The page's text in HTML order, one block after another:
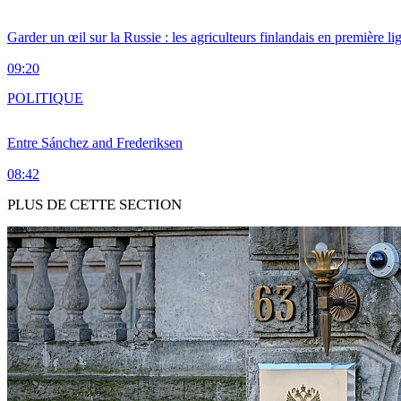
Garder un œil sur la Russie : les agriculteurs finlandais en première
09:20
Entre Sánchez and Frederiksen
08:42
POLITIQUE
PLUS DE CETTE SECTION